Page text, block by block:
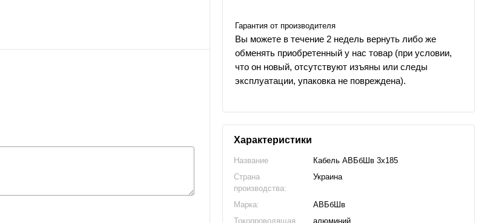
Гарантия от производителя
Вы можете в течение 2 недель вернуть либо же
обменять приобретенный у нас товар (при условии,
что он новый, отсутствуют изъяны или следы
эксплуатации, упаковка не повреждена).
Характеристики
Название
Кабель АВБбШв 3х185
Страна
производства:
Украина
Марка:
АВБбШв
Токопроводящая
алюминий